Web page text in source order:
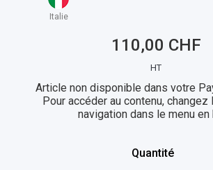
Italie
110,00 CHF
HT
Article non disponible dans votre
Pour accéder au contenu, changez
navigation dans le menu en
Quantité